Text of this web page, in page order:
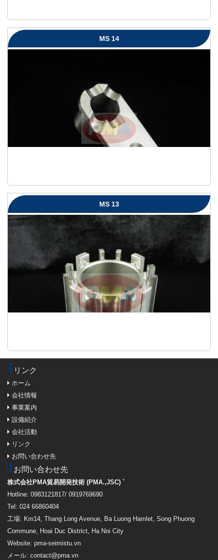
MS 14
MS 13
リンク
ホーム
会社情報
事業案内
設備紹介
会社活動
リンク
お問い合わせ先
お問い合わせ先
株式会社PMA貿易開発技術 (PMA.,JSC) `
Hotline: 0983121817/ 0919769690
Tel: 024 66860404
工場: Km14, Thang Long Avenue, Ba Luong Hamlet, Song Phuong
Commune, Hoai Duc District, Ha Noi City
Website: pma-seimistu.vn
メール: contact@pma.vn